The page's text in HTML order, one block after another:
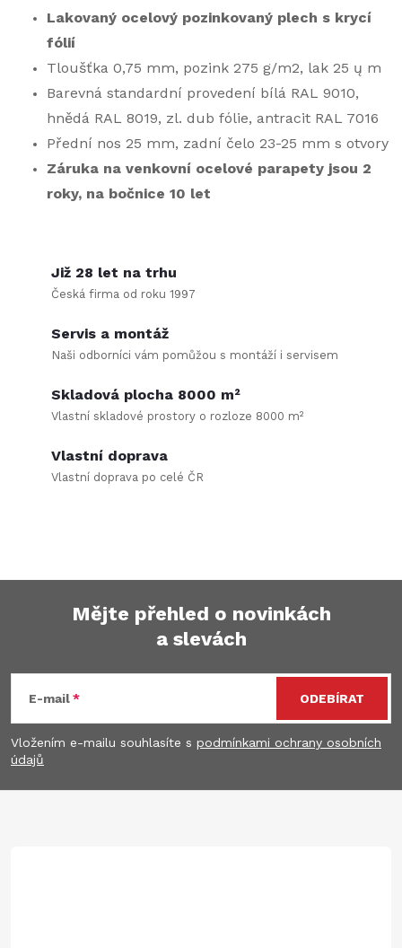
Lakovaný ocelový pozinkovaný plech s krycí
fólií
Tloušťka 0,75 mm, pozink 275 g/m2, lak 25 ų m
Barevná standardní provedení bílá RAL 9010,
hnědá RAL 8019, zl. dub fólie, antracit RAL 7016
Přední nos 25 mm, zadní čelo 23-25 mm s otvory
Záruka na venkovní ocelové parapety jsou 2
roky, na bočnice 10 let
Již 28 let na trhu
Česká firma od roku 1997
Servis a montáž
Naši odborníci vám pomůžou s montáží i servisem
Skladová plocha 8000 m²
Vlastní skladové prostory o rozloze 8000 m²
Vlastní doprava
Vlastní doprava po celé ČR
p
a
Mějte přehled o novinkách
a slevách
E-mail
Vložením e-mailu souhlasíte s podmínkami ochrany osobních
údajů
ODEBÍRAT